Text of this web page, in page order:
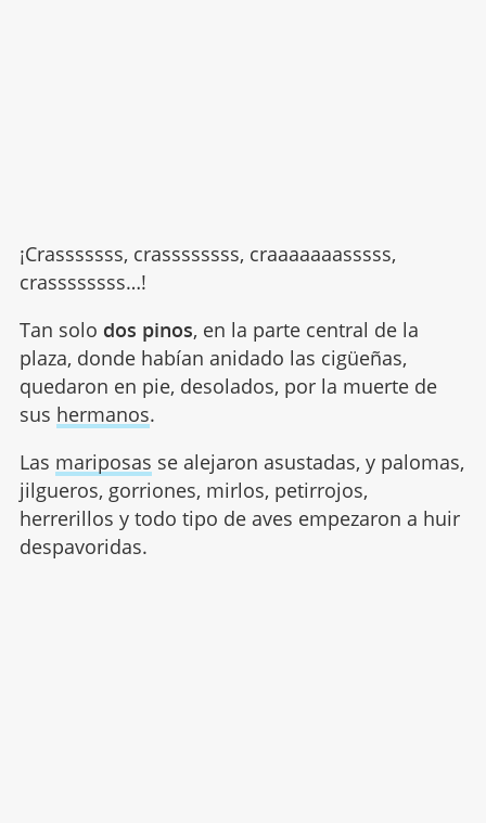
¡Crasssssss, crassssssss, craaaaaaasssss,
crassssssss…!
Tan solo dos pinos, en la parte central de la
plaza, donde habían anidado las cigüeñas,
quedaron en pie, desolados, por la muerte de
sus hermanos.
Las mariposas se alejaron asustadas, y palomas,
jilgueros, gorriones, mirlos, petirrojos,
herrerillos y todo tipo de aves empezaron a huir
despavoridas.